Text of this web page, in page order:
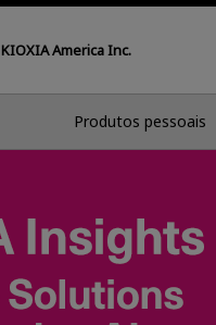
KIOXIA America Inc.
Produtos pessoais